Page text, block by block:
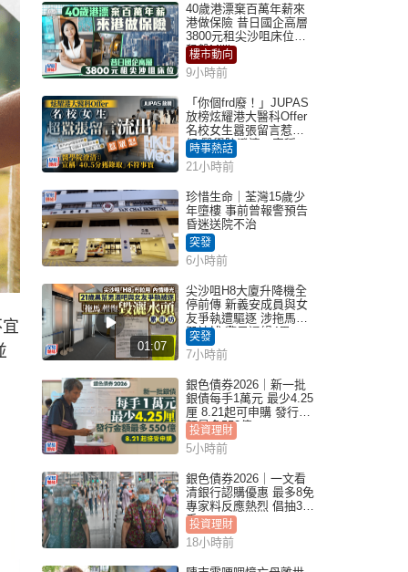
40歲港漂棄百萬年薪來
港做保險 昔日國企高層
3800元租尖沙咀床位｜
租盤Million
樓市動向
9小時前
「你個frd廢！」JUPAS
放榜炫耀港大醫科Offer
名校女生囂張留言惹眾
怒 醫學院澄清：宣稱
「40.5分獲錄取」不符事
實｜Juicy叮
時事熱話
21小時前
珍惜生命｜荃灣15歲少
年墮樓 事前曾報警預告
昏迷送院不治
突發
6小時前
01:07
尖沙咀H8大廈升降機全
停前傳 新義安成員與女
友爭執遭驅逐 涉拖馬刑
毀被捕 警另通緝4男
突發
7小時前
銀色債券2026｜新一批
銀債每手1萬元 最少4.25
厘 8.21起可申購 發行金
額最多550億
投資理財
5小時前
銀色債券2026｜一文看
清銀行認購優惠 最多8免
專家料反應熱烈 倡抽30
手
投資理財
18小時前